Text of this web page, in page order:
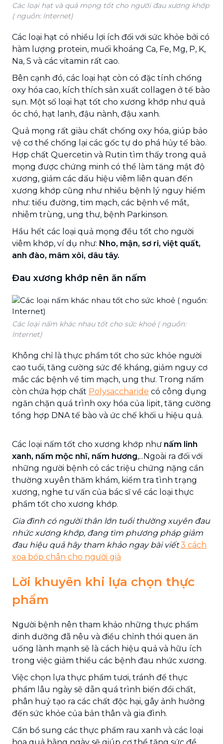
Các loại hạt và quả mọng tốt cho người đau xương khớp
( nguồn: Internet)
Các loại hạt có nhiều lợi ích đối với sức khỏe bởi có
hàm lượng protein, muối khoáng Ca, Fe, Mg, P, K,
Na, S và các vitamin rất cao.
Bên cạnh đó, các loại hạt còn có đặc tính chống
oxy hóa cao, kích thích sản xuất collagen ở tế bào
sụn. Một số loại hạt tốt cho xương khớp như quả
óc chó, hạt lanh, đậu nành, đậu xanh.
Quả mọng rất giàu chất chống oxy hóa, giúp bảo
vệ cơ thể chống lại các gốc tự do phá hủy tế bào.
Hợp chất Quercetin và Rutin tìm thấy trong quả
mọng được chứng minh có thể làm tăng mật độ
xương, giảm các dấu hiệu viêm liên quan đến
xương khớp cũng như nhiều bệnh lý nguy hiểm
như: tiểu đường, tim mạch, các bệnh về mắt,
nhiễm trùng, ung thư, bệnh Parkinson.
Hầu hết các loại quả mọng đều tốt cho người
viêm khớp, ví dụ như: Nho, mận, sơ ri, việt quất,
anh đào, mâm xôi, dâu tây.
Đau xương khớp nên ăn nấm
Các loại nấm khác nhau tốt cho sức khoẻ ( nguồn:
Internet)
​​Không chỉ là thực phẩm tốt cho sức khỏe người
cao tuổi, tăng cường sức đề kháng, giảm nguy cơ
mắc các bệnh về tim mạch, ung thư. Trong nấm
còn chứa hợp chất Polysaccharide có công dụng
ngăn chặn quá trình oxy hóa của lipit, tăng cường
tổng hợp DNA tế bào và ức chế khối u hiệu quả.
Các loại nấm tốt cho xương khớp như nấm linh
xanh, nấm mộc nhĩ, nấm hương,...Ngoài ra đối với
những người bệnh có các triệu chứng nặng cần
thường xuyên thăm khám, kiểm tra tình trạng
xương, nghe tư vấn của bác sĩ về các loại thực
phẩm tốt cho xương khớp.
Gia đình có người thân lớn tuổi thường xuyên đau
nhức xương khớp, đang tìm phương pháp giảm
đau hiệu quả hãy tham khảo ngay bài viết 3 cách
xoa bóp chân cho người già
Lời khuyên khi lựa chọn thực
phẩm
Người bệnh nên tham khảo những thực phẩm
dinh dưỡng đã nêu và điều chỉnh thói quen ăn
uống lành mạnh sẽ là cách hiệu quả và hữu ích
trong việc giảm thiểu các bệnh đau nhức xương.
Việc chọn lựa thực phẩm tươi, tránh để thực
phẩm lâu ngày sẽ dẫn quá trình biến đổi chất,
phân huỷ tạo ra các chất độc hại, gây ảnh hưởng
đến sức khỏe của bản thân và gia đình.
Cần bổ sung các thực phẩm rau xanh và các loại
hoa quả hằng ngày sẽ giúp cơ thể tăng sức đề